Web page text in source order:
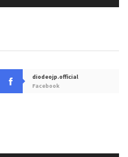
diodeojp.official
Facebook